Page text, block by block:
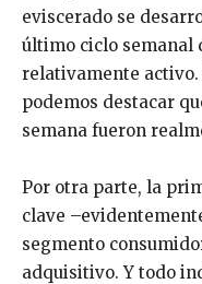
eviscerado se
último ciclo semanal
relativamente activo.
podemos destacar
semana fueron
Por otra parte, la
clave
segmento
adquisitivo. Y todo